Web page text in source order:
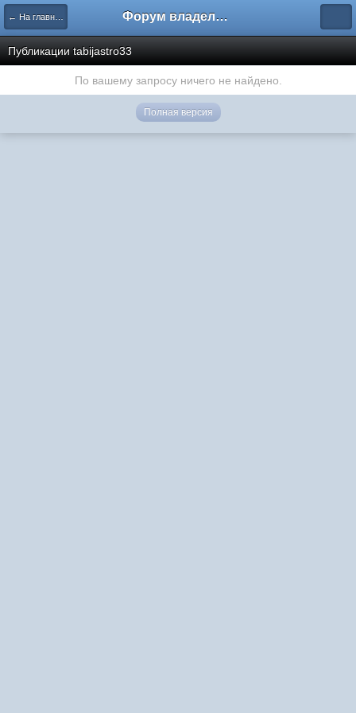
← На главную Форум владельцев интернет-магазинов
Публикации tabijastro33
По вашему запросу ничего не найдено.
Полная версия